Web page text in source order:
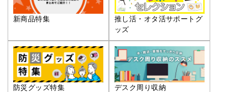
新商品特集
推し活・オタ活サポートグ
ッズ
防災グッズ特集 デスク周り収納